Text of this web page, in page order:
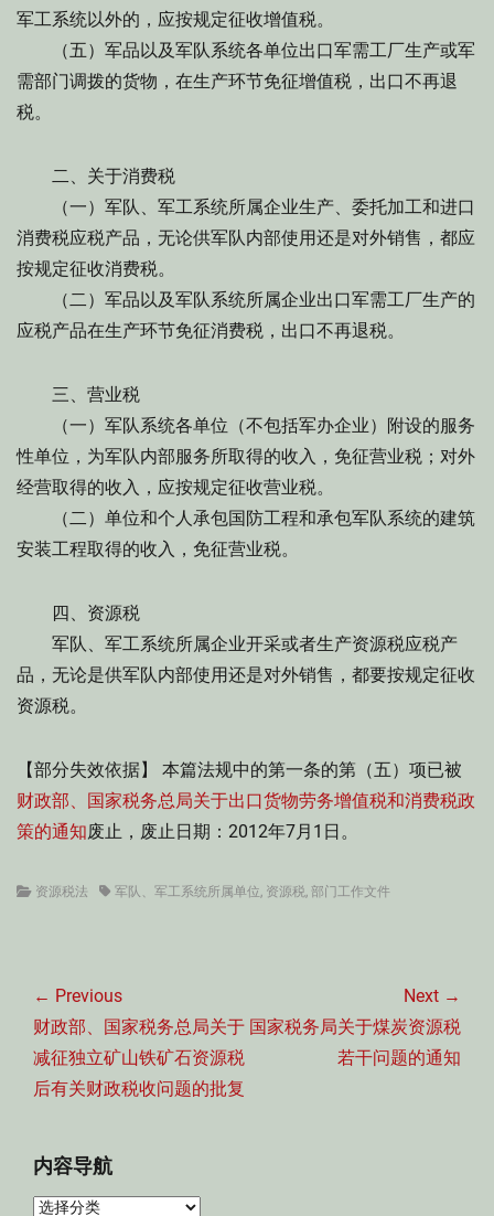
军工系统以外的，应按规定征收增值税。
（五）军品以及军队系统各单位出口军需工厂生产或军
需部门调拨的货物，在生产环节免征增值税，出口不再退
税。
二、关于消费税
（一）军队、军工系统所属企业生产、委托加工和进口
消费税应税产品，无论供军队内部使用还是对外销售，都应
按规定征收消费税。
（二）军品以及军队系统所属企业出口军需工厂生产的
应税产品在生产环节免征消费税，出口不再退税。
三、营业税
（一）军队系统各单位（不包括军办企业）附设的服务
性单位，为军队内部服务所取得的收入，免征营业税；对外
经营取得的收入，应按规定征收营业税。
（二）单位和个人承包国防工程和承包军队系统的建筑
安装工程取得的收入，免征营业税。
四、资源税
军队、军工系统所属企业开采或者生产资源税应税产
品，无论是供军队内部使用还是对外销售，都要按规定征收
资源税。
【部分失效依据】 本篇法规中的第一条的第（五）项已被
财政部、国家税务总局关于出口货物劳务增值税和消费税政
策的通知废止，废止日期：2012年7月1日。
Categories
资源税法 Tags军队、军工系统所属单位, 资源税, 部门工作文件
章
导
航
← Previous
Previous
post:
财政部、国家税务总局关于
减征独立矿山铁矿石资源税
后有关财政税收问题的批复
Next →
Next
国家税务局关于煤炭资源税
若干问题的通知
内容导航
内